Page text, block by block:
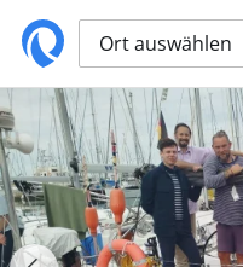
Ort auswählen